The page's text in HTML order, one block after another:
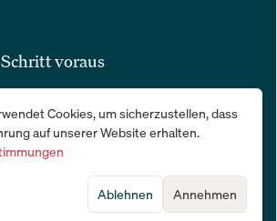
voraus
aus Wirtschaft und Finanzen in einer
% kostenlos:Cookies, um sicherzustellen, dass
auf unserer Website erhalten.
Annehmen
Ablehnen